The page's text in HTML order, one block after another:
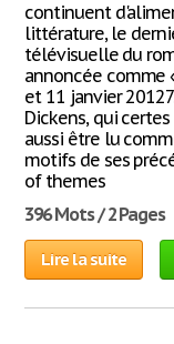
continuent
littérature, le
télévisuelle du
annoncée comme
et 11 janvier
Dickens, qui
aussi être lu
motifs de ses
of themes
396 Mots / 2 Pages
Lire la suite